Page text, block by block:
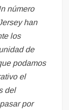
número
han
los
de
podamos
el
del
por